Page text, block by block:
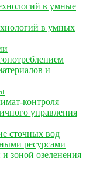
в умные
в умных
и
контроля
управления
сточных вод
ресурсами
зоной озеленения